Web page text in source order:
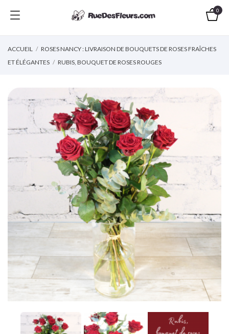
0
ACCUEIL
ROSES NANCY : LIVRAISON DE BOUQUETS DE ROSES FRAÎCHES
ET ÉLÉGANTES
RUBIS, BOUQUET DE ROSES ROUGES